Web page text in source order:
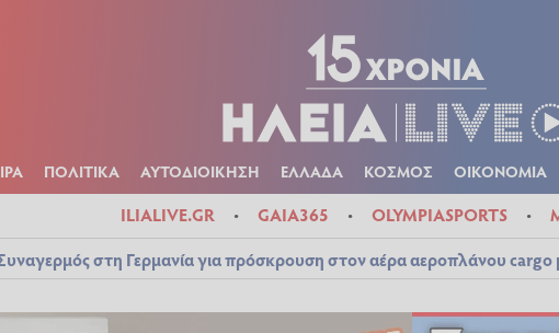
ΠΟΛΙΤΙΚΑ ΑΥΤΟΔΙΟΙΚΗΣΗ ΕΛΛΑΔΑ ΚΟΣΜΟΣ ΟΙΚΟΝΟΜΙΑ
ILIALIVE.GR GAIA365 OLYMPIASPORTS
στη Γερμανία για πρόσκρουση στον αέρα αεροπλάνου